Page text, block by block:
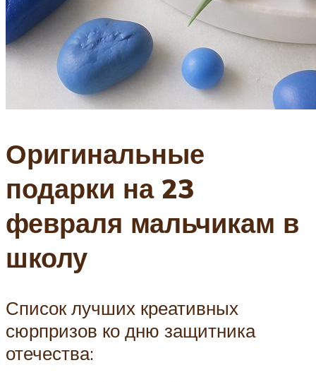
Оригинальные
подарки на 23
февраля мальчикам в
школу
Список лучших креативных
сюрпризов ко дню защитника
отечества: